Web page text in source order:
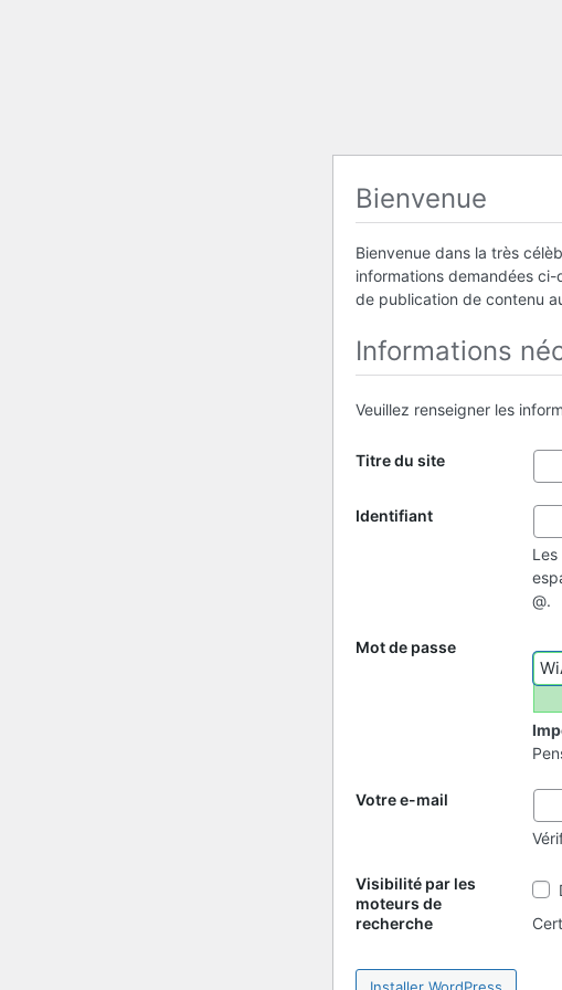
Bienvenue
Bienvenue dans la très
informations demandées
de publication de contenu
Informations
Veuillez renseigner les
Titre du site
Identifiant
@.
Mot de passe
Votre e-mail
Visibilité par les
moteurs de
recherche
par
les